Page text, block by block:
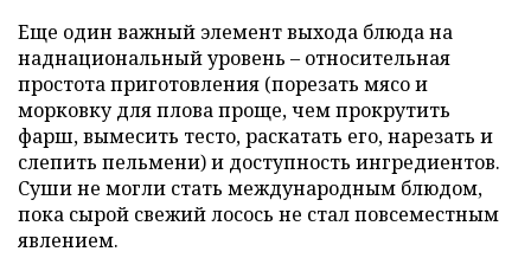
Еще один важный элемент выхода блюда на
наднациональный уровень – относительная
простота приготовления (порезать мясо и
морковку для плова проще, чем прокрутить
фарш, вымесить тесто, раскатать его, нарезать и
слепить пельмени) и доступность ингредиентов.
Суши не могли стать международным блюдом,
пока сырой свежий лосось не стал повсеместным
явлением.